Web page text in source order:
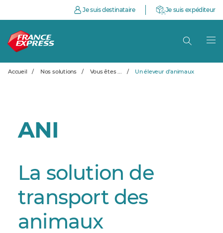
Je suis destinataire Je suis expéditeur
Accueil / Nos solutions / Vous êtes ... / Un éleveur d'animaux
ANI
La solution de
transport des
animaux